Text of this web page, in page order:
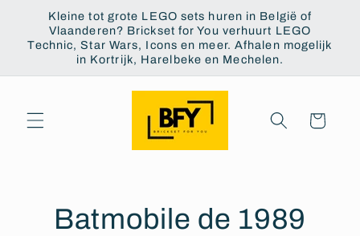
passer
contenu
Kleine tot grote LEGO sets huren in België of
Vlaanderen? Brickset for You verhuurt LEGO
Technic, Star Wars, Icons en meer. Afhalen mogelijk
in Kortrijk, Harelbeke en Mechelen.
Panier
Batmobile de 1989